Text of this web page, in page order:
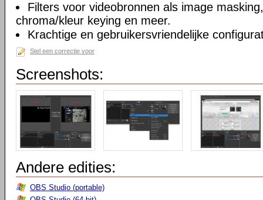
Filters voor videobronnen als image
chroma/kleur keying en meer.
Krachtige en gebruikersvriendelijke
Stel een correctie voor
Screenshots:
Andere edities:
OBS Studio (portable)